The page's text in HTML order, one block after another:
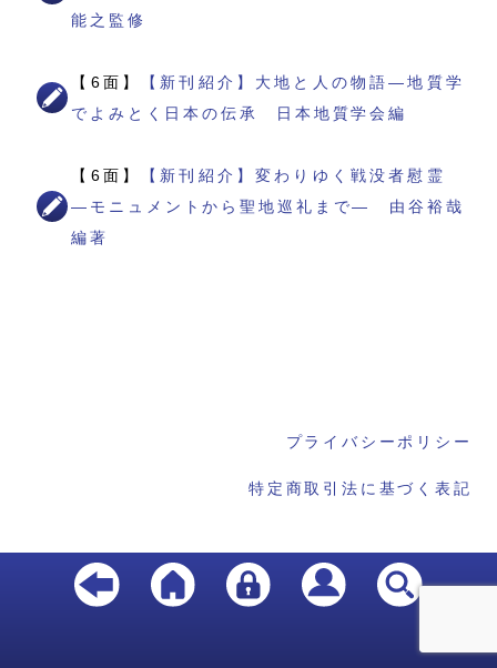
能之監修
【6面】
【新刊紹介】大地と人の物語―地質学
でよみとく日本の伝承 日本地質学会編
【6面】
【新刊紹介】変わりゆく戦没者慰霊
―モニュメントから聖地巡礼まで― 由谷裕哉
編著
プライバシーポリシー
特定商取引法に基づく表記